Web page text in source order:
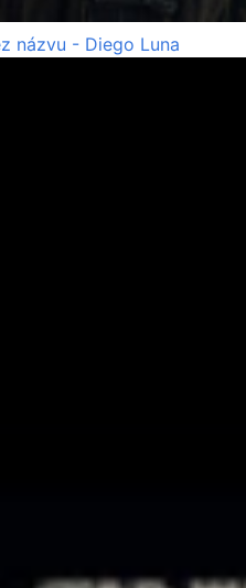
názvu - Diego Luna